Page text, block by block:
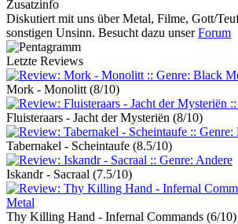
Zusatzinfo
Diskutiert mit uns über Metal, Filme, Gott/
sonstigen Unsinn. Besucht dazu unserForum
Letzte Reviews
Mork - Monolitt (8/10)
Fluisteraars - Jacht der Mysteriën (8/10)
Tabernakel - Scheintaufe (8.5/10)
Iskandr - Sacraal (7.5/10)
Thy Killing Hand - Infernal Commands (6/10)